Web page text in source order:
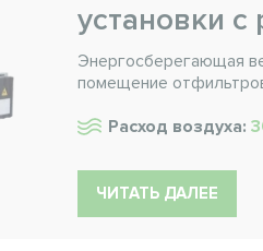
установки с
Энергосберегающая
помещение
Расход воздуха:
ЧИТАТЬ ДАЛЕЕ